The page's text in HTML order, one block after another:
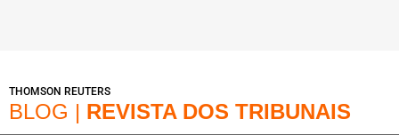
THOMSON REUTERS
BLOG | REVISTA DOS TRIBUNAIS